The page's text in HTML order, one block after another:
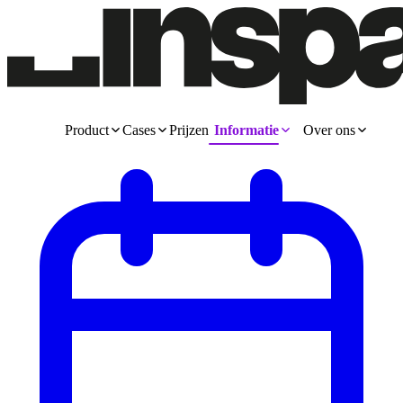
Product Cases Prijzen Informatie Over ons